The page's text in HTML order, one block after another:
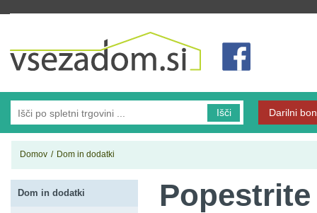
Išči Darilni
Domov / Dom in dodatki
Dom in dodatki